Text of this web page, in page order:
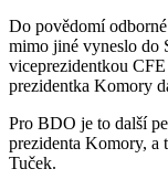
Do povědomí
mimo jiné vyneslo do
viceprezidentkou
prezidentka Komory
Pro BDO je to další
prezidenta Komory, a
Tuček.